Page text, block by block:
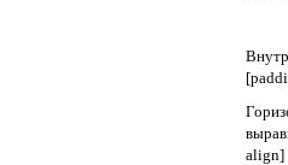
align]